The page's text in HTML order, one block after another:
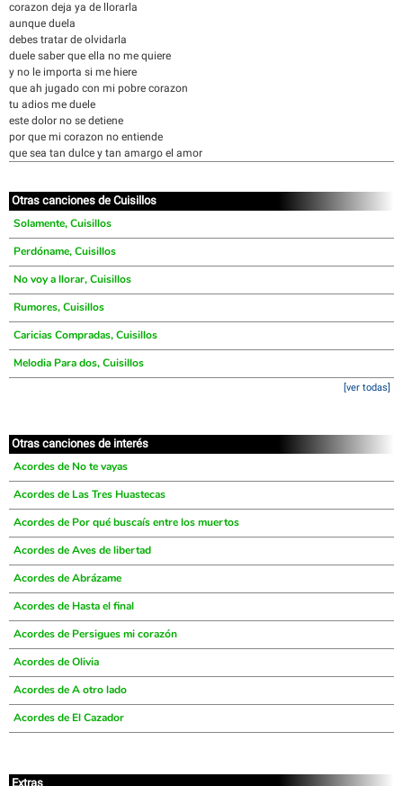
corazon deja ya de llorarla
aunque duela
debes tratar de olvidarla
duele saber que ella no me quiere
y no le importa si me hiere
que ah jugado con mi pobre corazon
tu adios me duele
este dolor no se detiene
por que mi corazon no entiende
que sea tan dulce y tan amargo el amor
Otras canciones de Cuisillos
Solamente, Cuisillos
Perdóname, Cuisillos
No voy a llorar, Cuisillos
Rumores, Cuisillos
Caricias Compradas, Cuisillos
Melodia Para dos, Cuisillos
[ver todas]
Otras canciones de interés
Acordes de No te vayas
Acordes de Las Tres Huastecas
Acordes de Por qué buscaís entre los muertos
Acordes de Aves de libertad
Acordes de Abrázame
Acordes de Hasta el final
Acordes de Persigues mi corazón
Acordes de Olivia
Acordes de A otro lado
Acordes de El Cazador
Extras